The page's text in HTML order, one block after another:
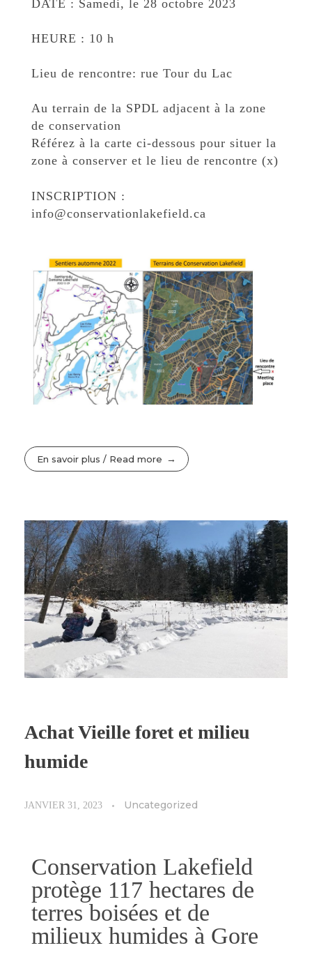
DATE : Samedi, le 28 octobre 2023
HEURE : 10 h
Lieu de rencontre: rue Tour du Lac
Au terrain de la SPDL adjacent à la zone
de conservation
Référez à la carte ci-dessous pour situer la
zone à conserver et le lieu de rencontre (x)
INSCRIPTION :
info@conservationlakefield.ca
En savoir plus / Read more
Achat Vieille foret et milieu
humide
JANVIER 31, 2023 Uncategorized
Conservation Lakefield
protège 117 hectares de
terres boisées et de
milieux humides à Gore